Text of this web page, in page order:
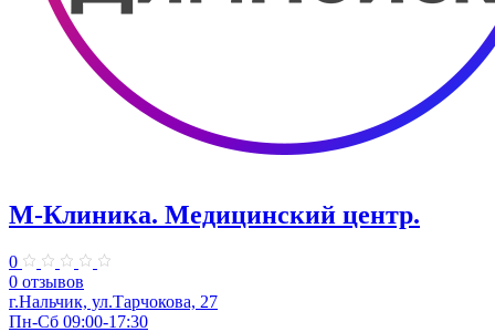
М-Клиника. Медицинский центр.
0
0 отзывов
г.Нальчик, ул.Тарчокова, 27
Пн-Сб 09:00-17:30